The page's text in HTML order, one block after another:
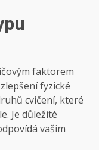
faktorem
fyzické
cvičení, které
Je důležité
vašim